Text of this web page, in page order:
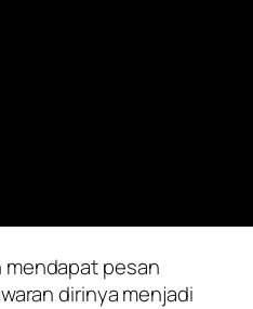
pesan
dirinya menjadi